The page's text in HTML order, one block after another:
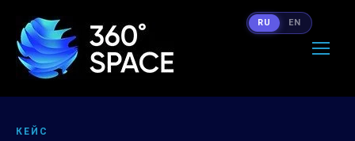
КЕЙС
RU EN